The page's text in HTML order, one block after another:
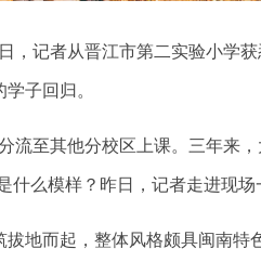
，记者从晋江市第二实验小学
子回归。
流至其他分校区上课。三年来
么模样？昨日，记者走进现场
地而起，整体风格颇具闽南特